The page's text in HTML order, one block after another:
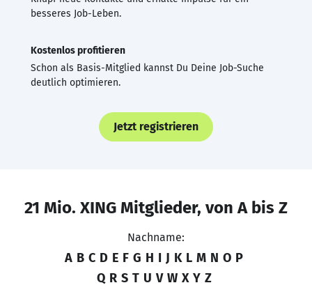
besseres Job-Leben.
Kostenlos profitieren
Schon als Basis-Mitglied kannst Du Deine Job-Suche
deutlich optimieren.
Jetzt registrieren
21 Mio. XING Mitglieder, von A bis Z
Nachname:
A B C D E F G H I J K L M N O P
Q R S T U V W X Y Z